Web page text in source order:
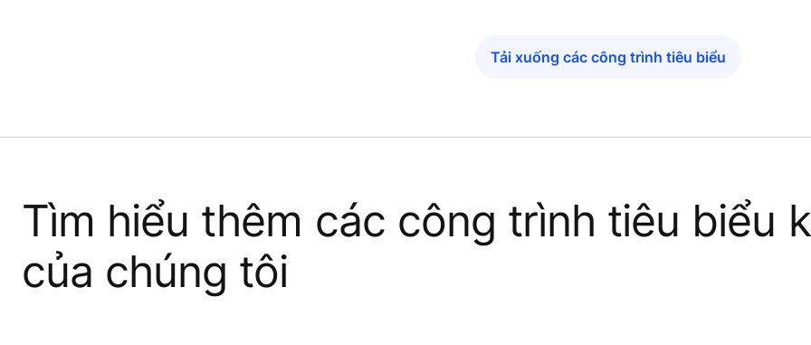
Tải xuống các công trình tiêu biểu
Tìm hiểu thêm các công trình tiêu biểu
của chúng tôi